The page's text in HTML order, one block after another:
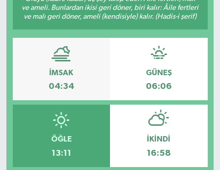
ve ameli. Bunlardan ikisi geri döner, biri kalır: Âile fertleri
ve malı geri döner, ameli (kendisiyle) kalır. (Hadis-i şerif)
İMSAK
04:34
GÜNEŞ
06:06
ÖĞLE
13:11
İKINDI
16:58